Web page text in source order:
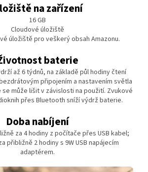
na zařízení
16 GB
Cloudové úložiště
úložiště pro veškerý obsah Amazonu.
baterie
až 6 týdnů, na základě půl hodiny čtení
připojením a nastavením světla
se může lišit v závislosti na použití. Zvukové
přes Bluetooth sníží výdrž baterie.
Doba nabíjení
za 4 hodiny z počítače přes USB kabel;
přibližně 2 hodiny s 9W USB napájecím
adaptérem.